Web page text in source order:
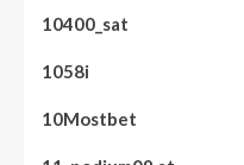
10400_sat
1058i
10Mostbet